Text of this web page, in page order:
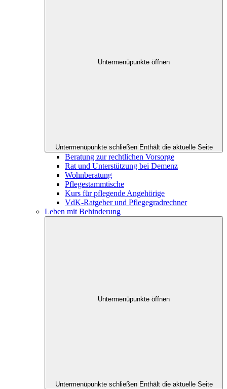
Untermenüpunkte öffnen
Untermenüpunkte schließen Enthält die aktuelle Seite
Beratung zur rechtlichen Vorsorge
Rat und Unterstützung bei Demenz
Wohnberatung
Pflegestammtische
Kurs für pflegende Angehörige
VdK-Ratgeber und Pflegegradrechner
Leben mit Behinderung
Untermenüpunkte öffnen
Untermenüpunkte schließen Enthält die aktuelle Seite